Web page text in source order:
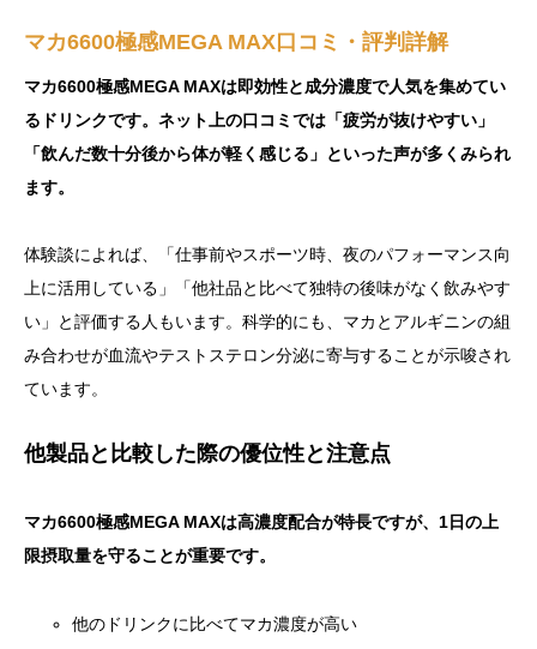
マカ6600極感MEGA MAX口コミ・評判詳解
マカ6600極感MEGA MAXは即効性と成分濃度で人気を集めてい
るドリンクです。ネット上の口コミでは「疲労が抜けやすい」
「飲んだ数十分後から体が軽く感じる」といった声が多くみられ
ます。
体験談によれば、「仕事前やスポーツ時、夜のパフォーマンス向
上に活用している」「他社品と比べて独特の後味がなく飲みやす
い」と評価する人もいます。科学的にも、マカとアルギニンの組
み合わせが血流やテストステロン分泌に寄与することが示唆され
ています。
他製品と比較した際の優位性と注意点
マカ6600極感MEGA MAXは高濃度配合が特長ですが、1日の上
限摂取量を守ることが重要です。
他のドリンクに比べてマカ濃度が高い